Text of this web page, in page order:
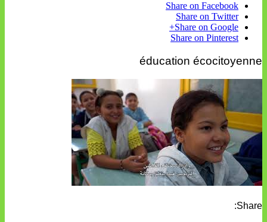
Share on Facebook
Share on Twitter
Share on Google+
Share on Pinterest
éducation écocitoyenne
Share: